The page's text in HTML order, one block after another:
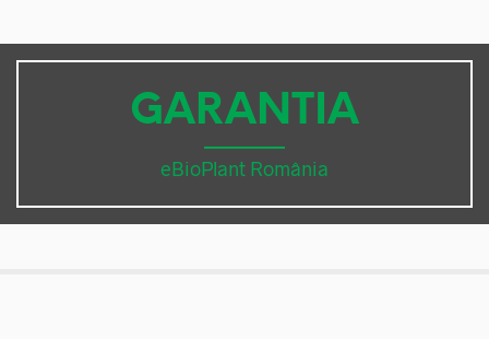
GARANTIA
eBioPlant România